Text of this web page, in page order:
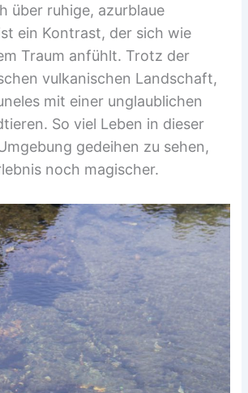
über ruhige, azurblaue
ein Kontrast, der sich wie
Traum anfühlt. Trotz der
vulkanischen Landschaft,
mit einer unglaublichen
So viel Leben in dieser
gedeihen zu sehen,
noch magischer.